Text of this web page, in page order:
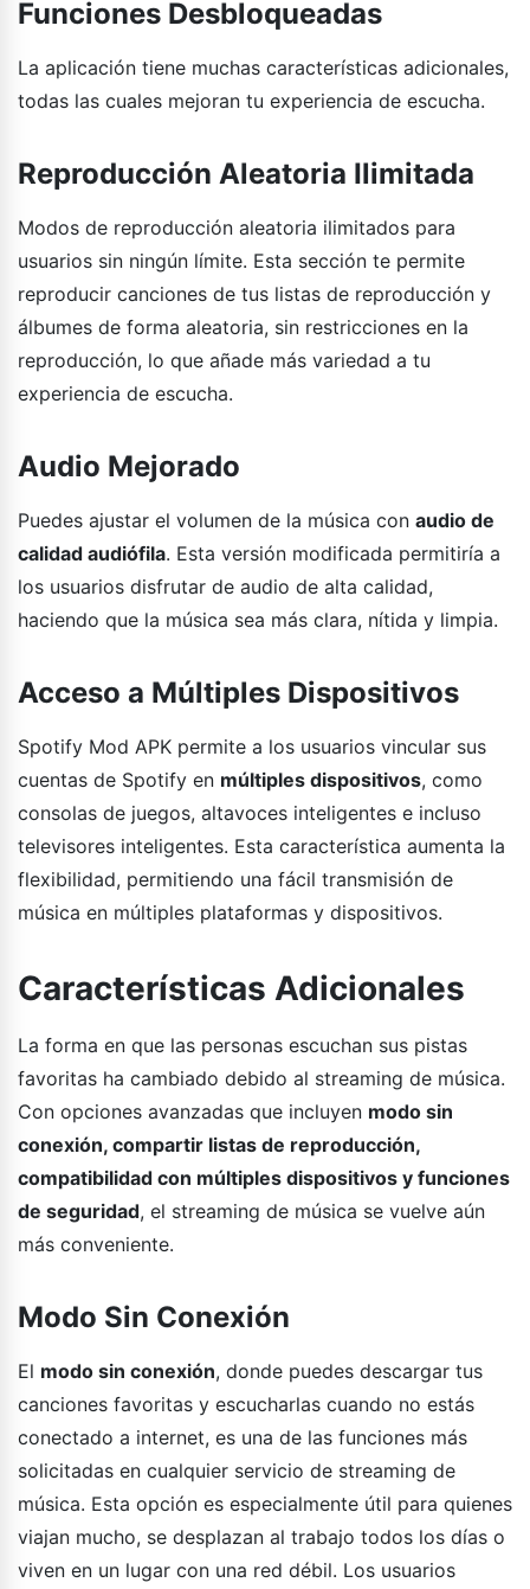
Funciones Desbloqueadas
La aplicación tiene muchas características adicionales,
todas las cuales mejoran tu experiencia de escucha.
Reproducción Aleatoria Ilimitada
Modos de reproducción aleatoria ilimitados para
usuarios sin ningún límite. Esta sección te permite
reproducir canciones de tus listas de reproducción y
álbumes de forma aleatoria, sin restricciones en la
reproducción, lo que añade más variedad a tu
experiencia de escucha.
Audio Mejorado
Puedes ajustar el volumen de la música con audio de
calidad audiófila. Esta versión modificada permitiría a
los usuarios disfrutar de audio de alta calidad,
haciendo que la música sea más clara, nítida y limpia.
Acceso a Múltiples Dispositivos
Spotify Mod APK permite a los usuarios vincular sus
cuentas de Spotify en múltiples dispositivos, como
consolas de juegos, altavoces inteligentes e incluso
televisores inteligentes. Esta característica aumenta la
flexibilidad, permitiendo una fácil transmisión de
música en múltiples plataformas y dispositivos.
Características Adicionales
La forma en que las personas escuchan sus pistas
favoritas ha cambiado debido al streaming de música.
Con opciones avanzadas que incluyen modo sin
conexión, compartir listas de reproducción,
compatibilidad con múltiples dispositivos y funciones
de seguridad, el streaming de música se vuelve aún
más conveniente.
Modo Sin Conexión
El modo sin conexión, donde puedes descargar tus
canciones favoritas y escucharlas cuando no estás
conectado a internet, es una de las funciones más
solicitadas en cualquier servicio de streaming de
música. Esta opción es especialmente útil para quienes
viajan mucho, se desplazan al trabajo todos los días o
viven en un lugar con una red débil. Los usuarios